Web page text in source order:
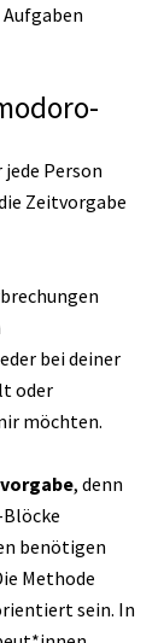
Person
Zeitvorgabe
bei deiner
oder
möchten.
, denn
benötigen
Methode
sein. In